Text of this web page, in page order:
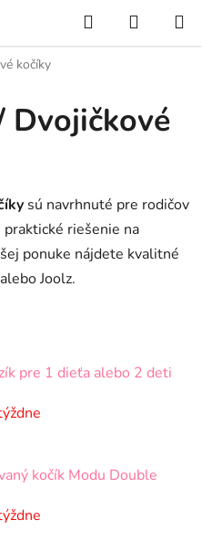
Hľadať
KOŠÍK
kočíky
Dvojičkové
sú navrhnuté pre rodičov
riešenie na
ponuke nájdete kvalitné
Joolz.
pre 1 dieťa alebo 2 deti
kočík Modu Double